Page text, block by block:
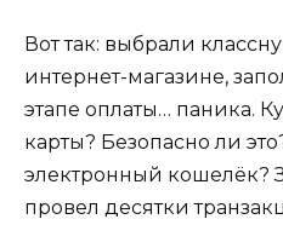
Вот так: выбрали
интернет-магазине,
этапе оплаты… паника.
карты? Безопасно ли
электронный кошелёк?
провел десятки